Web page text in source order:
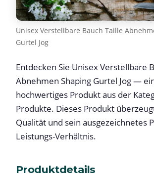
Unisex Verstellbare Bauch Taille
Gurtel Jog
Entdecken Sie Unisex Verstellbare
Abnehmen Shaping Gurtel Jog —
hochwertiges Produkt aus der
Produkte. Dieses Produkt
Qualität und sein ausgezeichnetes
Leistungs-Verhältnis.
Produktdetails